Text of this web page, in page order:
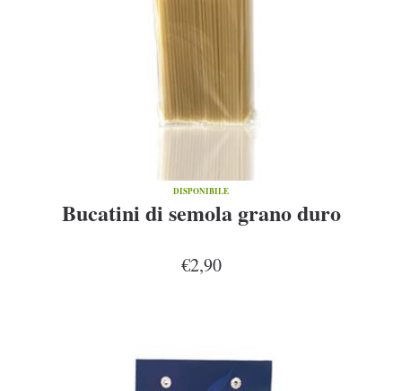
DISPONIBILE
Bucatini di semola grano duro
€2,90